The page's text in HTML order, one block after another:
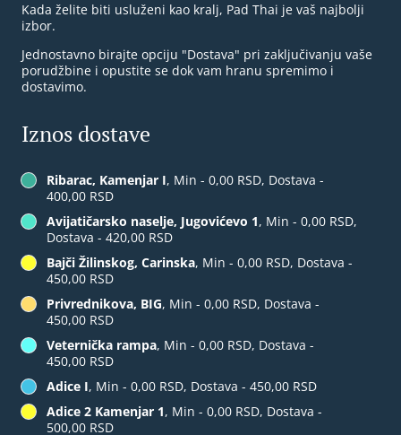
Kada želite biti usluženi kao kralj, Pad Thai je vaš najbolji
izbor.
Jednostavno birajte opciju "Dostava" pri zaključivanju vaše
porudžbine i opustite se dok vam hranu spremimo i
dostavimo.
Iznos dostave
Ribarac, Kamenjar I, Min - 0,00 RSD, Dostava -
400,00 RSD
Avijatičarsko naselje, Jugovićevo 1, Min - 0,00 RSD,
Dostava - 420,00 RSD
Bajči Žilinskog, Carinska, Min - 0,00 RSD, Dostava -
450,00 RSD
Privrednikova, BIG, Min - 0,00 RSD, Dostava -
450,00 RSD
Veternička rampa, Min - 0,00 RSD, Dostava -
450,00 RSD
Adice I, Min - 0,00 RSD, Dostava - 450,00 RSD
Adice 2 Kamenjar 1, Min - 0,00 RSD, Dostava -
500,00 RSD